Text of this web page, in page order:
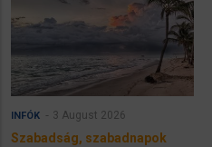
INFÓK 3 August 2026
Szabadság, szabadnapok